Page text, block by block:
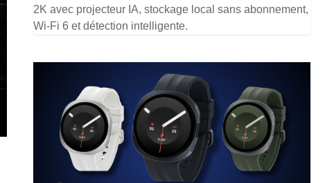
2K avec projecteur IA, stockage local sans abonnement,
Wi-Fi 6 et détection intelligente.